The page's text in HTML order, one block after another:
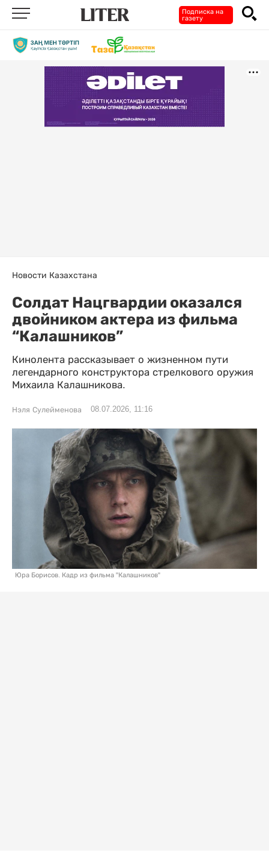
Подписка на
газету
Новости Казахстана
Солдат Нацгвардии оказался
двойником актера из фильма
“Калашников”
Кинолента рассказывает о жизненном пути
легендарного конструктора стрелкового оружия
Михаила Калашникова.
Нэля Сулейменова 08.07.2026, 11:16
Юра Борисов. Кадр из фильма "Калашников"